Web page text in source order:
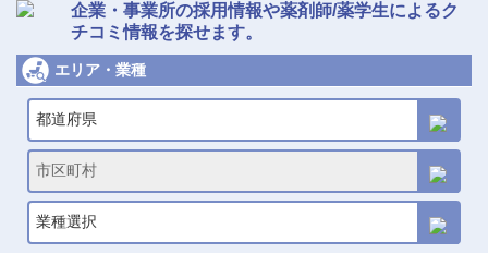
企業・事業所の採用情報や薬剤師/薬学生によるク
チコミ情報を探せます。
エリア・業種
都道府県
市区町村
業種選択